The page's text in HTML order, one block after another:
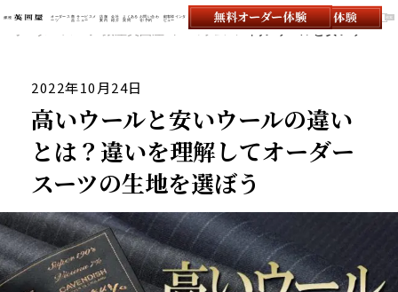
オーダースーツの銀座英國屋
オーダース
ーツ
商
品
サービスメ
ニュー
店舗
案内
会社
紹介
よくある
質問
お問い合わ
せ/予約
顧客様インタ
ビュー
コラム 高いウールと安いウールの違いとは？違いを理解してオーダースーツの生地を選ぼう
2022年10月24日
高いウールと安いウールの違い
とは？違いを理解してオーダー
スーツの生地を選ぼう